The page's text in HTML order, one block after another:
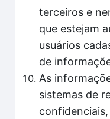
terceiros e
que estejam
usuários
de
As
sistemas de